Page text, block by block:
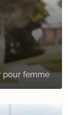
pour femme